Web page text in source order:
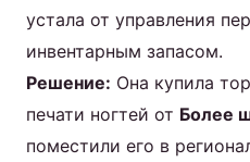
устала от управления
инвентарным запасом.
Решение: Она купила
печати ногтей от Более
поместили его в